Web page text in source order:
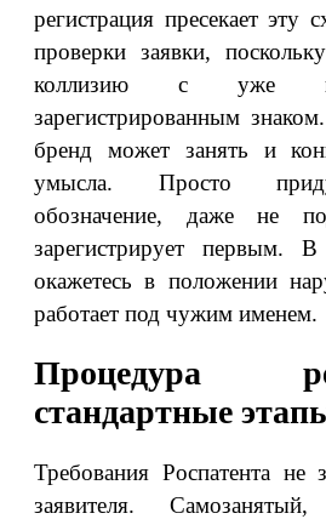
регистрация пресекает эту
проверки заявки,
коллизию с уже
зарегистрированным
бренд может занять и
умысла. Просто
обозначение, даже не
зарегистрирует первым.
окажетесь в положении
работает под чужим именем.
Процедура
стандартные
Требования Роспатента не
заявителя.